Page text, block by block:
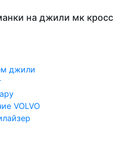
на джили мк кросс
джили
VOLVO